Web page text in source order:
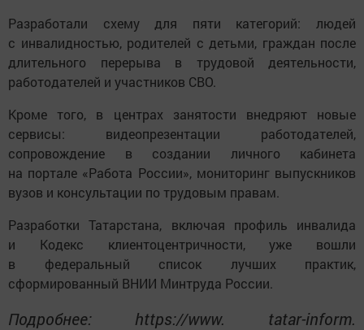
Разработали схему для пяти категорий: людей
с инвалидностью, родителей с детьми, граждан после
длительного перерыва в трудовой деятельности,
работодателей и участников СВО.
Кроме того, в центрах занятости внедряют новые
сервисы: видеопрезентации работодателей,
сопровождение в создании личного кабинета
на портале «Работа России», мониторинг выпускников
вузов и консультации по трудовым правам.
Разработки Татарстана, включая профиль инвалида
и Кодекс клиентоцентричности, уже вошли
в федеральный список лучших практик,
сформированный ВНИИ Минтруда России.
Подробнее: https://www. tatar-inform.